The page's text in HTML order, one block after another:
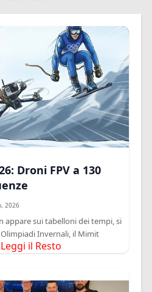
Droni FPV a 130
2026
appare sui tabelloni dei tempi, si
Olimpiadi Invernali, il Mimit
Leggi il Resto